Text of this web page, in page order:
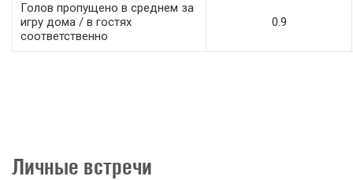
Голов пропущено в среднем за
игру дома / в гостях
соответственно
0.9
Личные встречи